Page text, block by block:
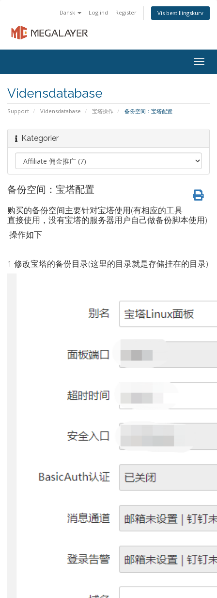
Dansk Log ind Register Vis bestillingskurv
Vidensdatabase
Support Vidensdatabase 宝塔操作 备份空间：宝塔配置
Kategorier
备份空间：宝塔配置
购买的备份空间主要针对宝塔使用(有相应的工具
直接使用，没有宝塔的服务器用户自己做备份脚本使用)
操作如下
1 修改宝塔的备份目录(这里的目录就是存储挂在的目录)